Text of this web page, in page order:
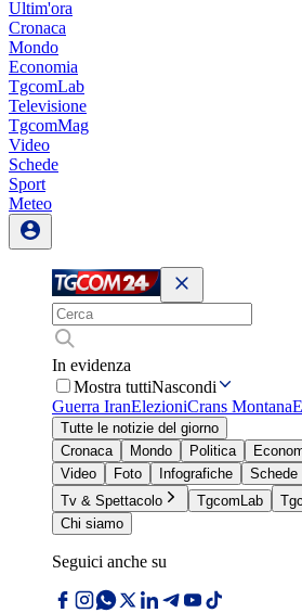
Ultim'ora
Cronaca
Mondo
Economia
TgcomLab
Televisione
TgcomMag
Video
Schede
Sport
Meteo
In evidenza
Mostra tuttiNascondi
Guerra IranElezioniCrans Montana
Tutte le notizie del giorno
Cronaca
Mondo Politica
Video
Foto Infografiche
Schede
Tv & Spettacolo
TgcomLab
Chi siamo
Seguici anche su